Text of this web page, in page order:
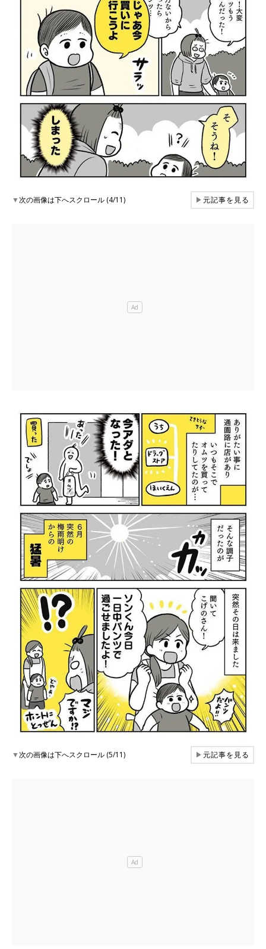
▼次の画像は下へスクロール (4/11) ▶元記事を見る
▼次の画像は下へスクロール (5/11) ▶元記事を見る